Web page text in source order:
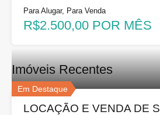
Para Alugar, Para Venda
R$2.500,00 POR MÊS
Imóveis Recentes
Em Destaque
LOCAÇÃO E VENDA DE